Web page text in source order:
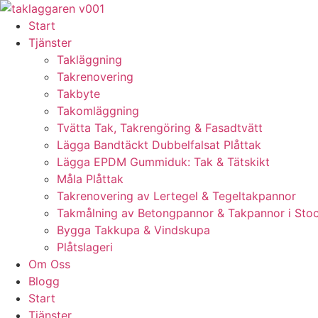
Skip
content
Start
Tjänster
Takläggning
Takrenovering
Takbyte
Takomläggning
Tvätta Tak, Takrengöring & Fasadtvätt
Lägga Bandtäckt Dubbelfalsat Plåttak
Lägga EPDM Gummiduk: Tak & Tätskikt
Måla Plåttak
Takrenovering av Lertegel & Tegeltakpannor
Takmålning av Betongpannor & Takpannor i
Bygga Takkupa & Vindskupa
Plåtslageri
Om Oss
Blogg
Start
Tjänster